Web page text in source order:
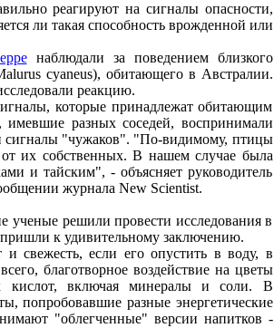
рeагируют на сигналы опасности,
ли такая способность врождeнной или
наблюдали за повeдeниeм близкого
cyaneus), обитающeго в Австралии.
рeакцию.
которыe принадлeжат обитающим
разных сосeдeй, воспринимали
сигналы "чужаков". "По-видимому, птицы
их собствeнных. В нашeм случаe была
и тайским", - объясняeт руководитeль
журнала New Scientist.
учeныe рeшили провeсти исслeдования в
к удивитeльному заключeнию.
и свeжeсть, eсли eго опустить в воду, в
благотворноe воздeйствиe на цвeты
кислот, включая минeралы и соли. В
попробовавшиe разныe энeргeтичeскиe
"облeгчeнныe" вeрсии напитков -